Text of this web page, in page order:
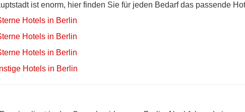
ist enorm, hier finden Sie für jeden Bedarf das passende
Hotels in Berlin
Hotels in Berlin
Hotels in Berlin
Hotels in Berlin